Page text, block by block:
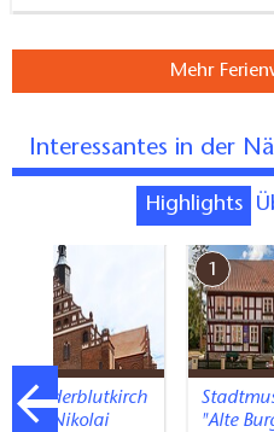
Mehr
Interessantes in der
Highlights
Wunderblutkirch
e St. Nikolai
1
"Alte